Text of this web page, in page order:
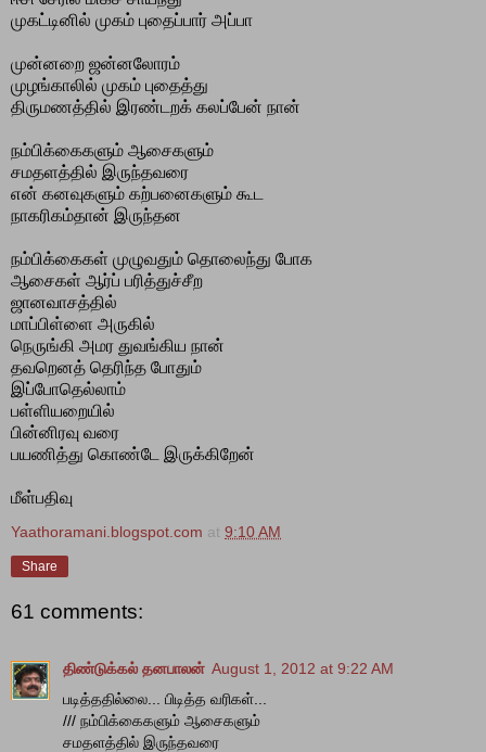
முகட்டினில் முகம் புதைப்பார் அப்பா
முன்னறை ஜன்னலோரம்
முழங்காலில் முகம் புதைத்து
திருமணத்தில் இரண்டறக் கலப்பேன் நான்
நம்பிக்கைகளும் ஆசைகளும்
சமதளத்தில் இருந்தவரை
என் கனவுகளும் கற்பனைகளும் கூட
நாகரிகம்தான் இருந்தன
நம்பிக்கைகள் முழுவதும் தொலைந்து போக
ஆசைகள் ஆர்ப் பரித்துச்சீற
ஜானவாசத்தில்
மாப்பிள்ளை அருகில்
நெருங்கி அமர துவங்கிய நான்
தவறெனத் தெரிந்த போதும்
இப்போதெல்லாம்
பள்ளியறையில்
பின்னிரவு வரை
பயணித்து கொண்டே இருக்கிறேன்
மீள்பதிவு
Yaathoramani.blogspot.com at 9:10 AM
Share
61 comments:
திண்டுக்கல் தனபாலன் August 1, 2012 at 9:22 AM
படித்ததில்லை... பிடித்த வரிகள்...
/// நம்பிக்கைகளும் ஆசைகளும்
சமதளத்தில் இருந்தவரை